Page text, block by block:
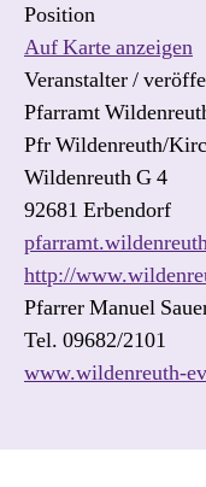
Position
Auf Karte anzeigen
Veranstalter /
Pfarramt
Pfr Wildenreuth/
Wildenreuth G 4
92681 Erbendorf
http://
Pfarrer Manuel
Tel. 09682/2101
www.wildenreuth-